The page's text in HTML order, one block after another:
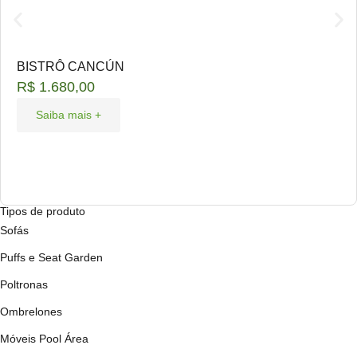
BISTRÔ CANCÚN
R$ 1.680,00
Saiba mais +
Tipos de produto
Sofás
Puffs e Seat Garden
Poltronas
Ombrelones
Móveis Pool Área